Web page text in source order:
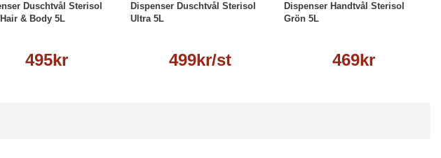
Duschtvål Sterisol
& Body 5L
495kr
Dispenser Duschtvål Sterisol
Ultra 5L
499kr/st
Dispenser Handtvål Sterisol
Grön 5L
469kr